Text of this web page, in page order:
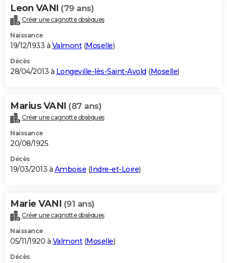
Leon VANI (79 ans)
Créer une cagnotte obsèques
Naissance
19/12/1933 à Valmont(Moselle)
Décès
28/04/2013 à Longeville-lès-Saint-Avold (Moselle)
Marius VANI (87 ans)
Créer une cagnotte obsèques
Naissance
20/08/1925
Décès
19/03/2013 à Amboise (Indre-et-Loire)
Marie VANI (91 ans)
Créer une cagnotte obsèques
Naissance
05/11/1920 à Valmont(Moselle)
Décès